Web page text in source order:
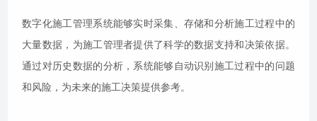
数字化施工管理系统能够实时采集、存储和分析施工过程中的
大量数据，为施工管理者提供了科学的数据支持和决策依据。
通过对历史数据的分析，系统能够自动识别施工过程中的问题
和风险，为未来的施工决策提供参考。